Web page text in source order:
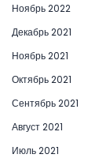
Ноябрь 2022
Декабрь 2021
Ноябрь 2021
Октябрь 2021
Сентябрь 2021
Август 2021
Июль 2021